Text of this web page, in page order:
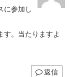
に参加し
す。当たりますよ
返信